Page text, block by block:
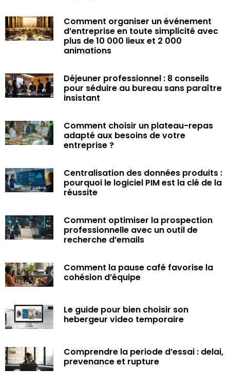
Comment organiser un événement
d’entreprise en toute simplicité avec
plus de 10 000 lieux et 2 000
animations
Déjeuner professionnel : 8 conseils
pour séduire au bureau sans paraître
insistant
Comment choisir un plateau-repas
adapté aux besoins de votre
entreprise ?
Centralisation des données produits :
pourquoi le logiciel PIM est la clé de la
réussite
Comment optimiser la prospection
professionnelle avec un outil de
recherche d’emails
Comment la pause café favorise la
cohésion d’équipe
Le guide pour bien choisir son
hebergeur video temporaire
Comprendre la periode d’essai : delai,
prevenance et rupture